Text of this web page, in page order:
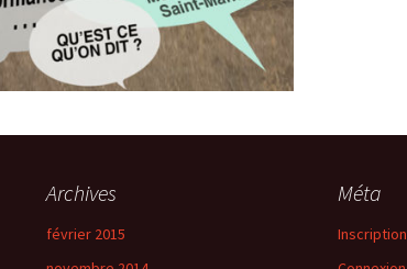
Archives
février 2015
Méta
Inscription